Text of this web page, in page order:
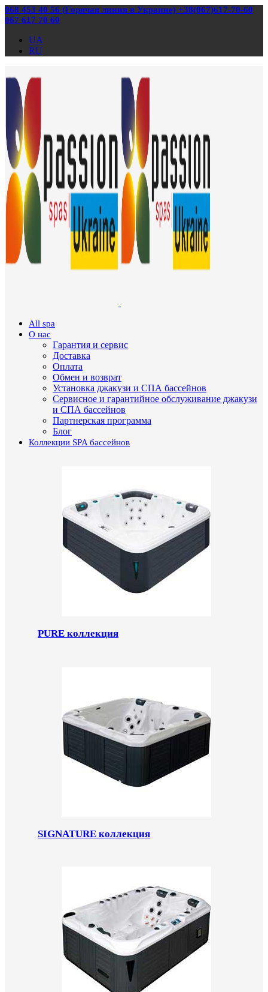
068 453 40 56 (Горячая линия в Украине) +38(067)617-70-60
067 617 70 60
UA
RU
All spa
О нас
Гарантия и сервис
Доставка
Оплата
Обмен и возврат
Установка джакузи и СПА бассейнов
Сервисное и гарантийное обслуживание джакузи
и СПА бассейнов
Партнерская программа
Блог
Коллекции SPA бассейнов
PURE коллекция
SIGNATURE коллекция